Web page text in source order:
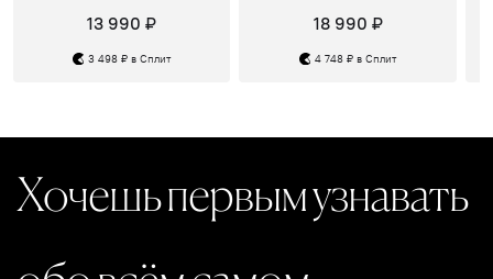
13 990 ₽
3 498 ₽ в Сплит
18 990 ₽
4 748 ₽ в Сплит
Хочешь первым узнавать